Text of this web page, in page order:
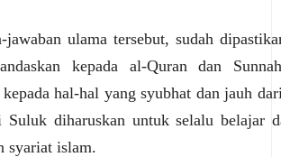
jawaban ulama tersebut, sudah
kepada al-Quran dan
kepada hal-hal yang syubhat dan jauh
Suluk diharuskan untuk selalu belajar
syariat islam.